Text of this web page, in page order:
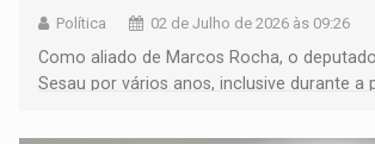
Política 02 de Julho de 2026 às 09:26
Como aliado de Marcos Rocha, o
Sesau por vários anos, inclusive durante a